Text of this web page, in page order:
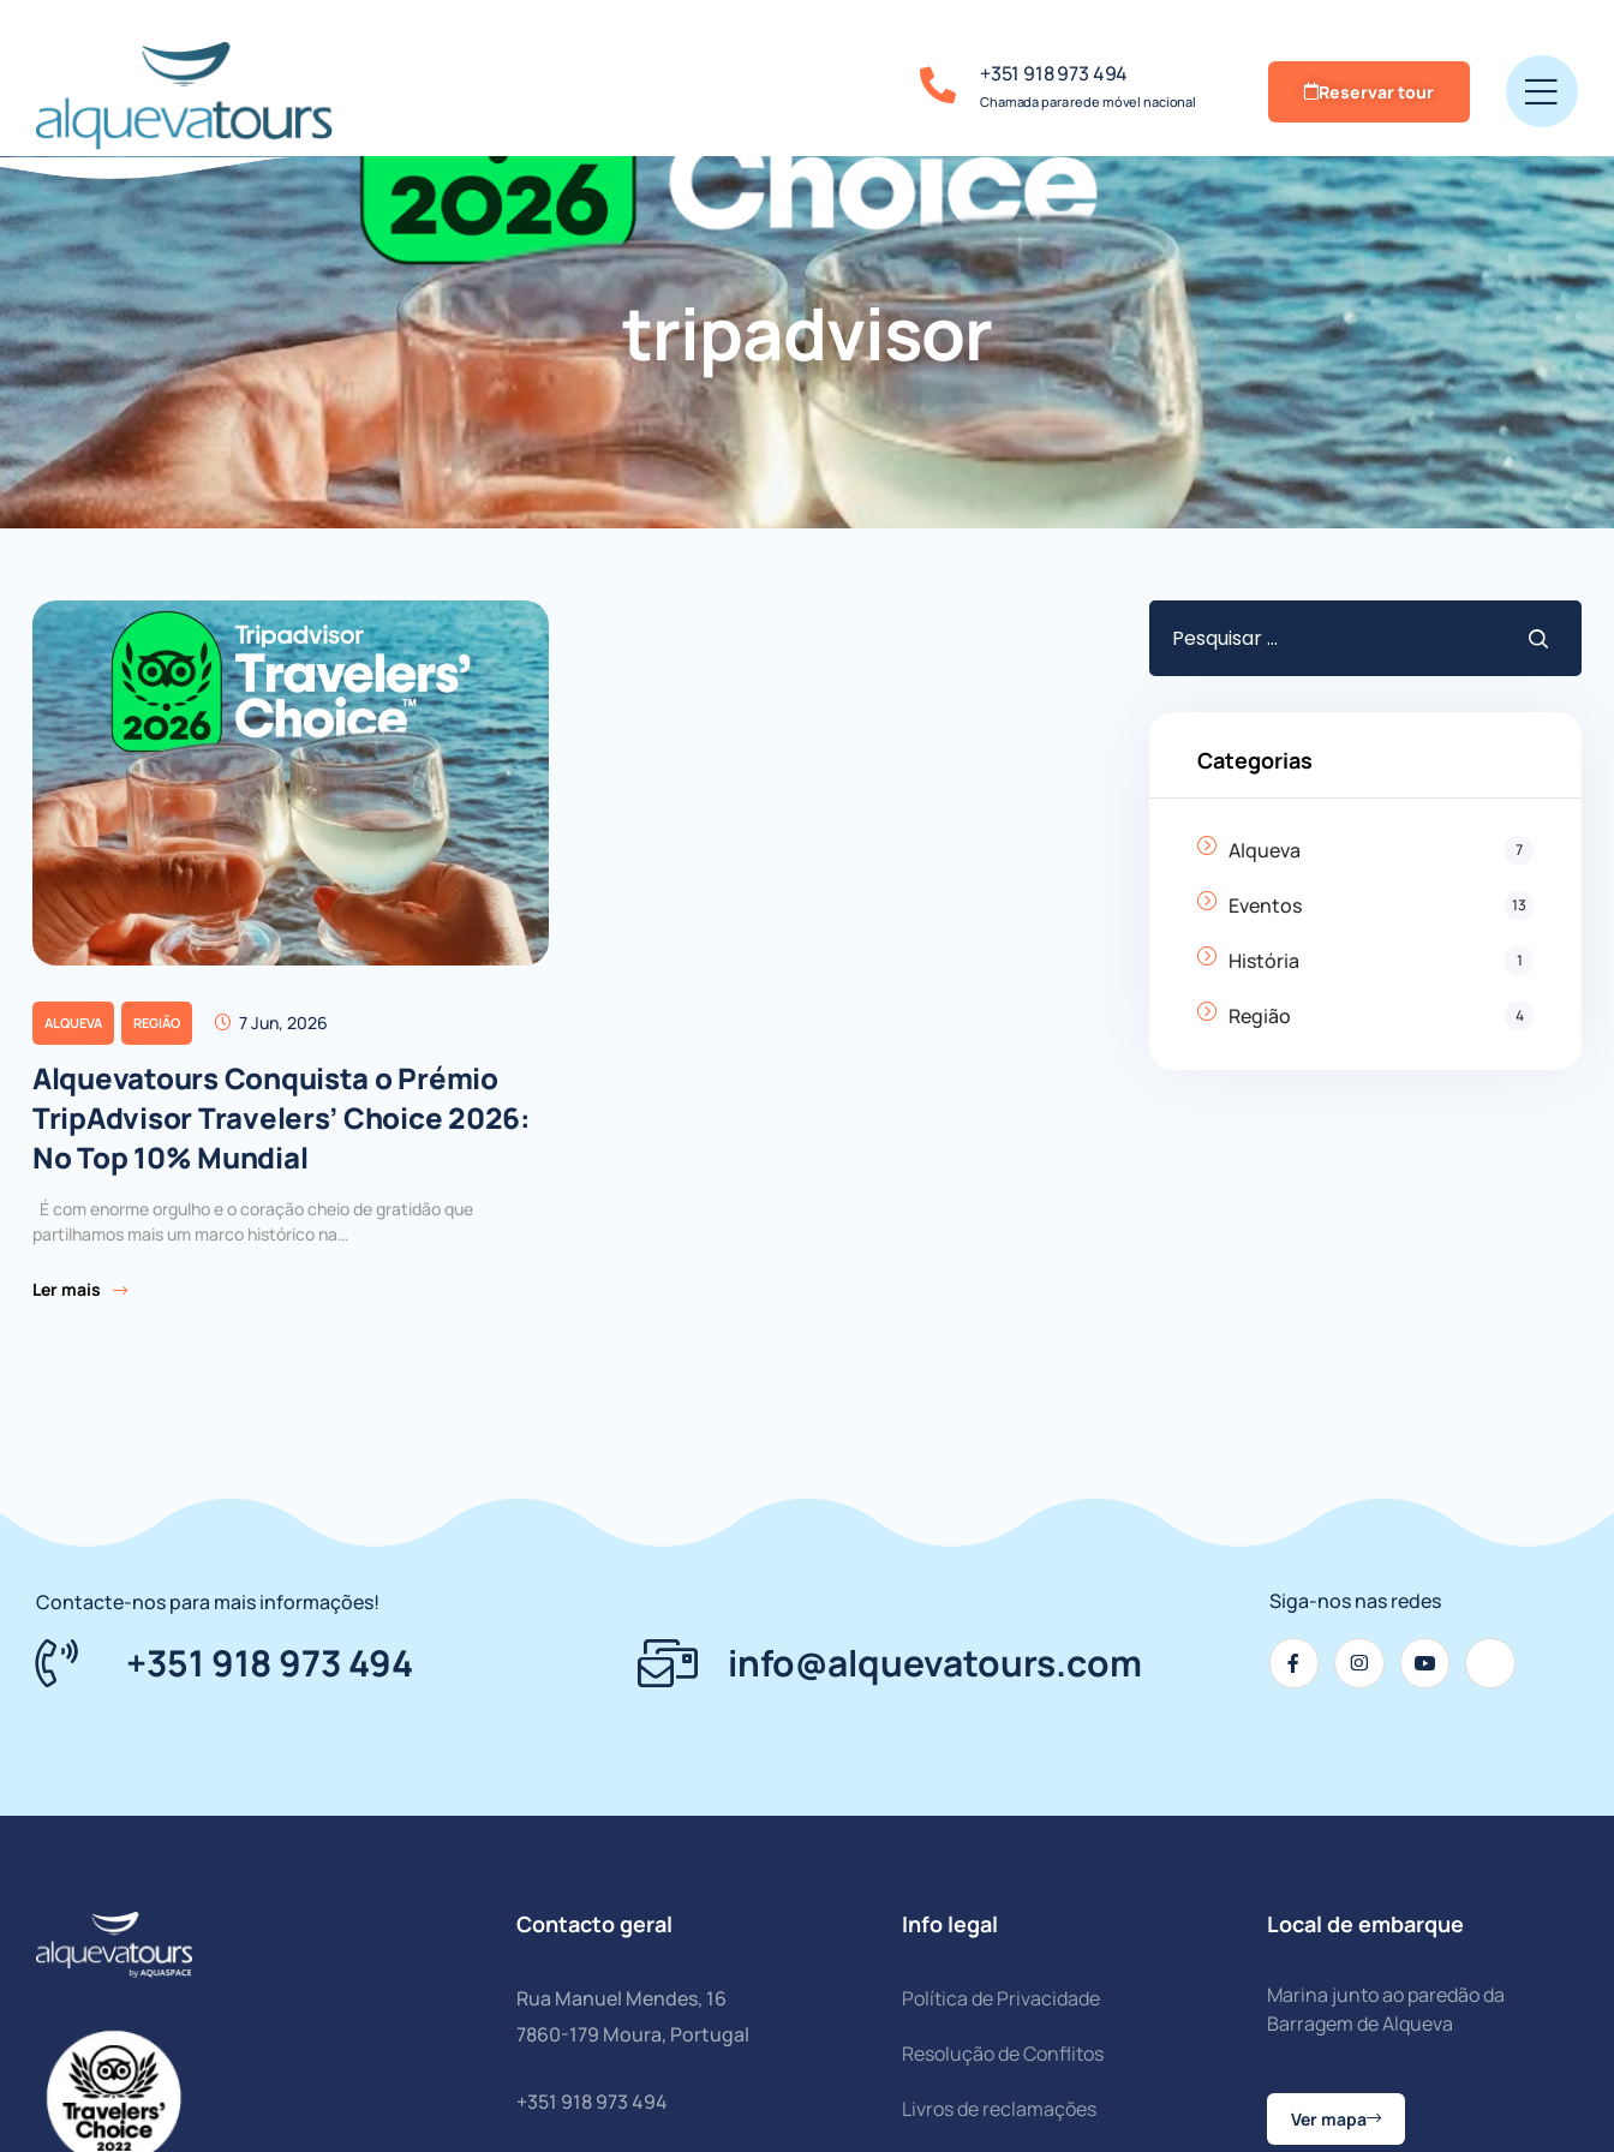
+351 918 973 494
Chamada para rede móvel nacional Reservar tour
tripadvisor
ALQUEVA REGIÃO 7 Jun, 2026
Alquevatours Conquista o Prémio
TripAdvisor Travelers’ Choice 2026:
No Top 10% Mundial
É com enorme orgulho e o coração cheio de gratidão que
partilhamos mais um marco histórico na…
Ler mais
Categorias
Alqueva 7
Eventos 13
História 1
Região 4
Contacte-nos para mais informações!
+351 918 973 494 info@alquevatours.com
Siga-nos nas redes
Contacto geral
Rua Manuel Mendes, 16
7860-179 Moura, Portugal
+351 918 973 494
Info legal
Política de Privacidade
Resolução de Conflitos
Livros de reclamações
Local de embarque
Marina junto ao paredão da
Barragem de Alqueva
Ver mapa